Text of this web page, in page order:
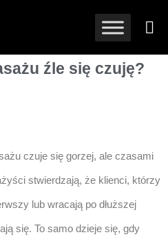
źle się czuję?
czuje się gorzej, ale czasami
stwierdzają, że klienci, którzy
lub wracają po dłuższej
się. To samo dzieje się, gdy